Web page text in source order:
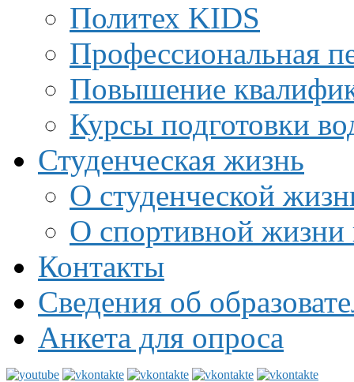
Политех KIDS
Профессиональная
Повышение
Курсы подготовки
Студенческая жизнь
О студенческой
О спортивной жизни
Контакты
Сведения об
Анкета для опроса